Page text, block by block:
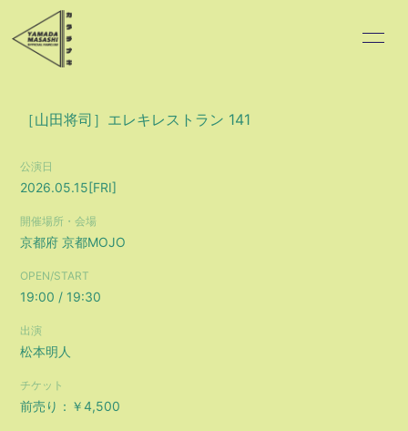
VIDEO
BLOG
RADIO
［山田将司］エレキレストラン 141
公演日
2026.05.15[FRI]
開催場所・会場
京都府京都MOJO
OPEN/START
19:00 / 19:30
出演
松本明人
チケット
前売り：￥4,500